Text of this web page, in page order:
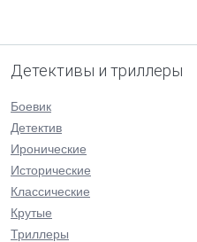
Детективы и триллеры
Боевик
Детектив
Иронические
Исторические
Классические
Крутые
Триллеры